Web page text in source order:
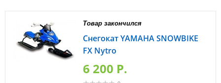
Товар закончился
Снегокат YAMAHA SNOWBIKE
FX Nytro
6 200 P.